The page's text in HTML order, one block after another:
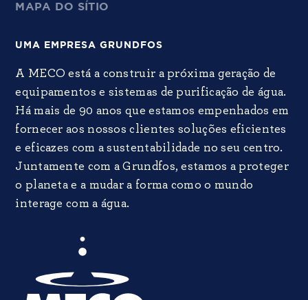
MAPA DO SÍTIO
UMA EMPRESA GRUNDFOS
A MECO está a construir a próxima geração de
equipamentos e sistemas de purificação de água.
Há mais de 90 anos que estamos empenhados em
fornecer aos nossos clientes soluções eficientes
e eficazes com a sustentabilidade no seu centro.
Juntamente com a Grundfos, estamos a proteger
o planeta e a mudar a forma como o mundo
interage com a água.